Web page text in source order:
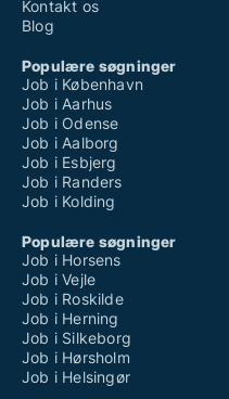
Kontakt os
Blog
Populære søgninger
Job i København
Job i Aarhus
Job i Odense
Job i Aalborg
Job i Esbjerg
Job i Randers
Job i Kolding
Populære søgninger
Job i Horsens
Job i Vejle
Job i Roskilde
Job i Herning
Job i Silkeborg
Job i Hørsholm
Job i Helsingør